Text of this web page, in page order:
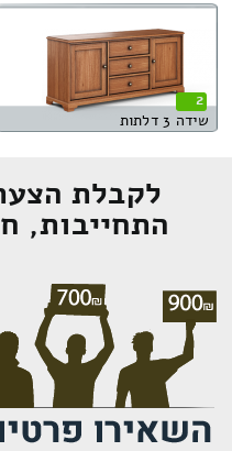
2
שידה 3 דלתות
לקבלת
התחייבות,